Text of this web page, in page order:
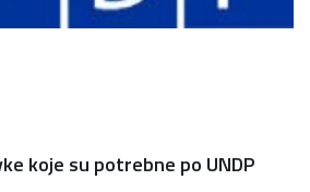
koje su potrebne po UNDP